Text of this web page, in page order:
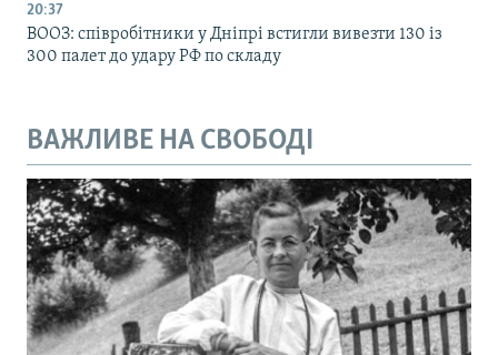
20:37
ВООЗ: співробітники у Дніпрі встигли вивезти 130 із
300 палет до удару РФ по складу
ВАЖЛИВЕ НА СВОБОДІ